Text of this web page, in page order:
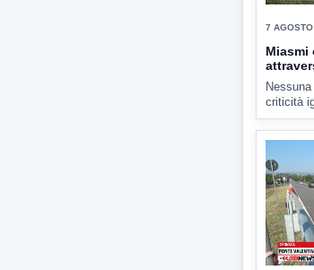
Il
Italia.
7 AGOSTO
Miasmi